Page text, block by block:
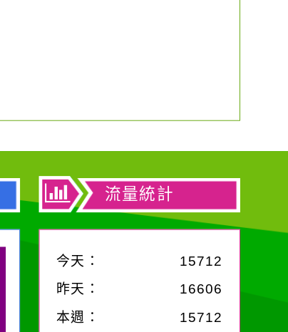
流量統計
今天：
15712
昨天：
16606
本週： 15712